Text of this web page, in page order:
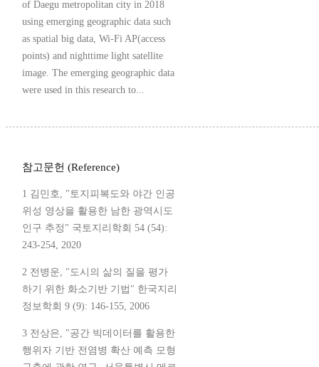
of Daegu metropolitan city in 2018
using emerging geographic data such
as spatial big data, Wi-Fi AP(access
points) and nighttime light satellite
image. The emerging geographic data
were used in this research to...
참고문헌 (Reference)
1 김민호, "토지피복도와 야간 인공
위성 영상을 활용한 남한 광역시도
인구 추정" 국토지리학회 54 (54):
243-254, 2020
2 전병운, "도시의 삶의 질을 평가
하기 위한 화소기반 기법" 한국지리
정보학회 9 (9): 146-155, 2006
3 전상은, "공간 빅데이터를 활용한
행위자 기반 전염병 확산 예측 모형